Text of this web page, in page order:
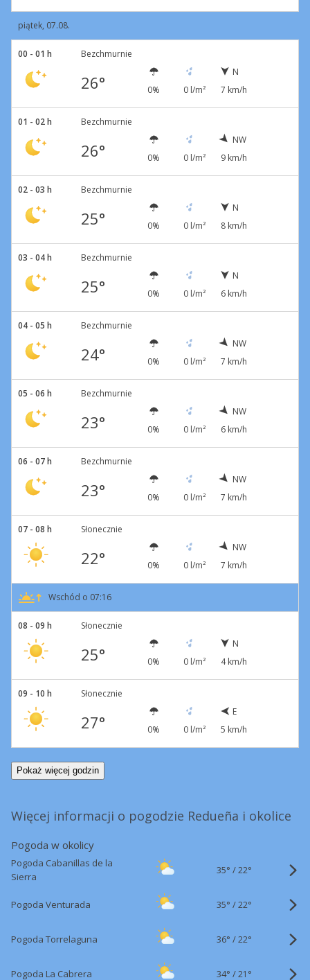
piątek, 07.08.
00 - 01 h Bezchmurnie
26° 0% 0 l/m²
N
7 km/h
01 - 02 h Bezchmurnie
26° 0% 0 l/m²
NW
9 km/h
02 - 03 h Bezchmurnie
25° 0% 0 l/m²
N
8 km/h
03 - 04 h Bezchmurnie
25° 0% 0 l/m²
N
6 km/h
04 - 05 h Bezchmurnie
24° 0% 0 l/m²
NW
7 km/h
05 - 06 h Bezchmurnie
23° 0% 0 l/m²
NW
6 km/h
06 - 07 h Bezchmurnie
23° 0% 0 l/m²
NW
7 km/h
07 - 08 h Słonecznie
22° 0% 0 l/m²
NW
7 km/h
Wschód o 07:16
08 - 09 h Słonecznie
25° 0% 0 l/m²
N
4 km/h
09 - 10 h Słonecznie
27° 0% 0 l/m²
E
5 km/h
Pokaż więcej godzin
Więcej informacji o pogodzie Redueña i okolice
Pogoda w okolicy
Pogoda Cabanillas de la
Sierra
35° /22°
Pogoda Venturada 35° /22°
Pogoda Torrelaguna 36° /22°
Pogoda La Cabrera 34° /21°